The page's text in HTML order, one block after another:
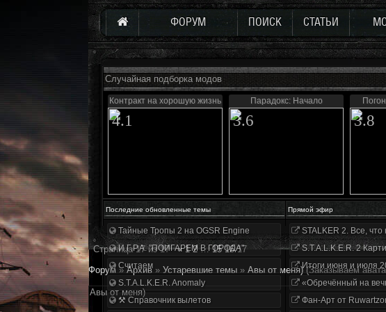
ФОРУМ ПОИСК СТАТЬИ
Случайная подборка модов
Контракт на хорошую жизнь
4.1
Парадокс: Начало
3.6 3.8
Последние обновленные темы Прямой эфир
Тайные Тропы 2 на OGSR Engine
И.Г.Р.А. "ПОИГАРЕМ В ГОРОДА"
Считаем
S.T.A.L.K.E.R. Anomaly
⚒ Справочник вылетов
STALKER 2. Все,
S.T.A.L.K.E.R. 2
Итоги июня и июля
«Обречённый на
Фан-Арт от
Страница17из17 « 1 2 … 15 16 17
Форум » Архив » Устаревшие темы » Авы от меня) (Заказываем
Авы от меня)